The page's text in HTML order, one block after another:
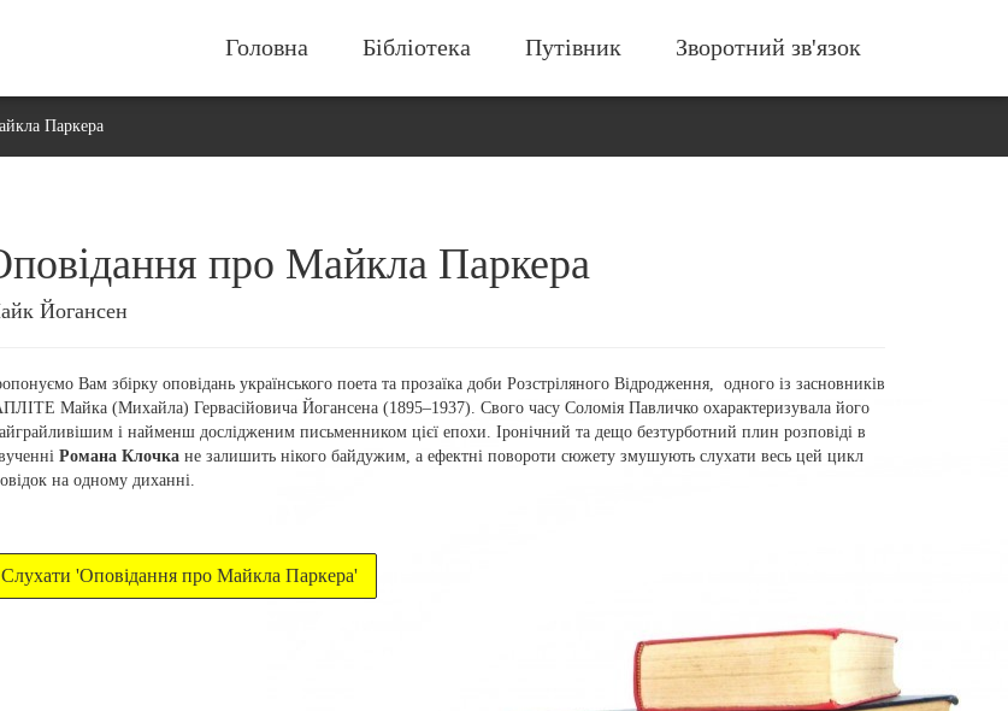
Головна Бібліотека Путівник Зворотний зв'язок
Паркера
про Майкла Паркера
Йогансен
Вам збірку оповідань українського поета та прозаїка доби Розстріляного Відродження, одного із засновників
Майка (Михайла) Гервасійовича Йогансена (1895–1937). Свого часу Соломія Павличко охарактеризувала його
і найменш дослідженим письменником цієї епохи. Іронічний та дещо безтурботний плин розповіді в
Романа Клочка не залишить нікого байдужим, а ефектні повороти сюжету змушують слухати весь цей цикл
на одному диханні.
Слухати 'Оповідання про Майкла Паркера'